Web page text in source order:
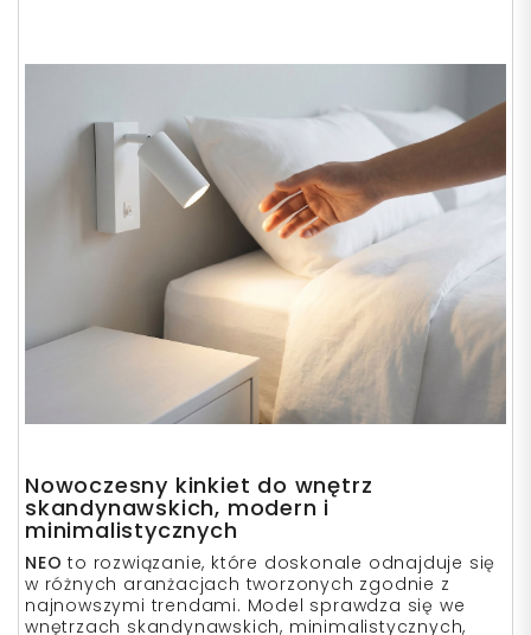
Nowoczesny kinkiet do wnętrz
skandynawskich, modern i
minimalistycznych
NEOto rozwiązanie, które doskonale odnajduje się
w różnych aranżacjach tworzonych zgodnie z
najnowszymi trendami. Model sprawdza się we
wnętrzach skandynawskich, minimalistycznych,